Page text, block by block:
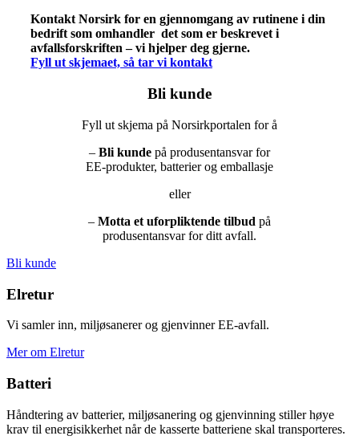
Kontakt Norsirk for en gjennomgang av rutinene i din
bedrift som omhandler det som er beskrevet i
avfallsforskriften – vi hjelper deg gjerne.
Fyll ut skjemaet, så tar vi kontakt
Bli kunde
Fyll ut skjema på Norsirkportalen for å
– Bli kunde på produsentansvar for
EE-produkter, batterier og emballasje
eller
– Motta et uforpliktende tilbud på
produsentansvar for ditt avfall.
Bli kunde
Elretur
Vi samler inn, miljøsanerer og gjenvinner EE-avfall.
Mer om Elretur
Batteri
Håndtering av batterier, miljøsanering og gjenvinning stiller høye
krav til energisikkerhet når de kasserte batteriene skal transporteres.